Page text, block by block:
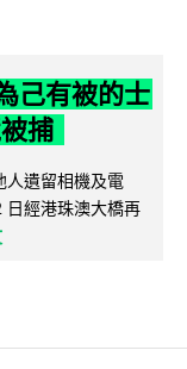
己有被的士
捕
人遺留相機及電
日經港珠澳大橋再